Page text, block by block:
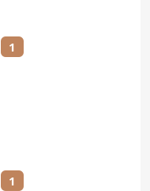
1
1